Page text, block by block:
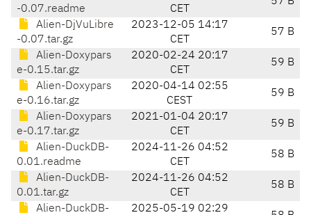
-0.07.readme
CET
Alien-DjVuLibre
-0.07.tar.gz
2023-12-05 14:17
CET
57 B
Alien-Doxypars
e-0.15.tar.gz
2020-02-24 20:17
CET
59 B
Alien-Doxypars
e-0.16.tar.gz
2020-04-14 02:55
CEST
59 B
Alien-Doxypars
e-0.17.tar.gz
2021-01-04 20:17
CET
59 B
Alien-DuckDB-
0.01.readme
2024-11-26 04:52
CET
58 B
Alien-DuckDB-
0.01.tar.gz
2024-11-26 04:52
CET
58 B
Alien-DuckDB- 2025-05-19 02:29